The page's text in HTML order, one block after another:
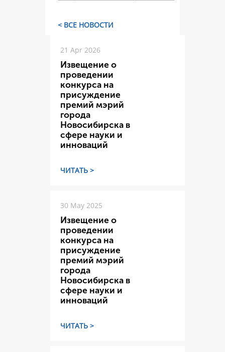
< ВСЕ НОВОСТИ
21 Apr 2026
Извещение о
проведении
конкурса на
присуждение
премий мэрий
города
Новосибирска в
сфере науки и
инноваций
ЧИТАТЬ >
30 May 2025
Извещение о
проведении
конкурса на
присуждение
премий мэрий
города
Новосибирска в
сфере науки и
инноваций
ЧИТАТЬ >